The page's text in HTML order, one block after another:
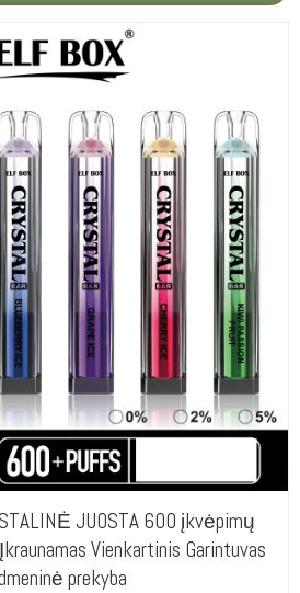
JUOSTA 600 įkvėpimų
Vienkartinis Garintuvas
prekyba